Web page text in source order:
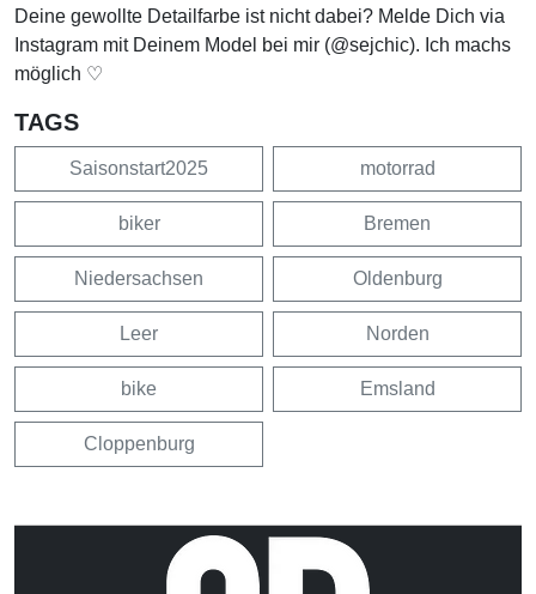
Deine gewollte Detailfarbe ist nicht dabei? Melde Dich via
Instagram mit Deinem Model bei mir (@sejchic). Ich machs
möglich ♡
TAGS
Saisonstart2025 motorrad
biker Bremen
Niedersachsen Oldenburg
Leer Norden
bike Emsland
Cloppenburg